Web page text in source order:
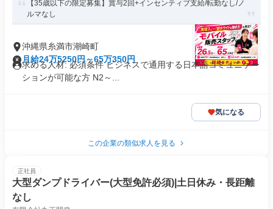
【35歳以下の限定募集】賞与2回+インセンティブ支給/転勤なし/ノ
ルマなし
沖縄県糸満市潮崎町
月給24万5250円～65万350円
求める人材: 必須条件 ビジネスで通用する日本語コミュニケー
ションが可能な方 N2～...
気になる
この企業の類似求人を見る
正社員
大型ダンプドライバー(大型免許必須)|土日休み・長距離
なし